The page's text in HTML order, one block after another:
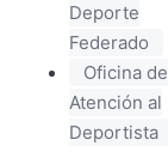
Deporte
Federado
Oficina de
Atención al
Deportista